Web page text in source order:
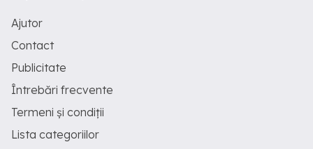
Ajutor
Contact
Publicitate
Întrebări frecvente
Termeni și condiții
Lista categoriilor